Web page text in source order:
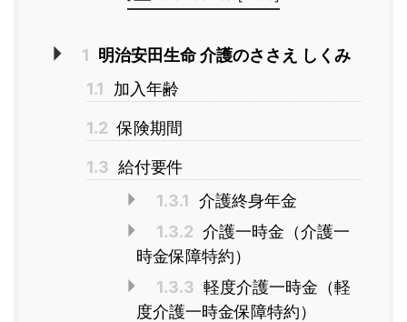
1 明治安田生命 介護のささえ しくみ
1.1
加入年齢
1.2 保険期間
1.3 給付要件
1.3.1 介護終身年金
1.3.2 介護一時金（介護一
時金保障特約）
1.3.3 軽度介護一時金（軽
度介護一時金保障特約）